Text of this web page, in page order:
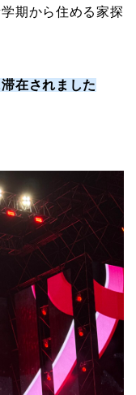
期から住める家探
在されました